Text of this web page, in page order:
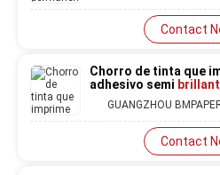
Contact
Chorro de tinta que
adhesivo semi
etiqueta del producto
GUANGZHOU
Contact